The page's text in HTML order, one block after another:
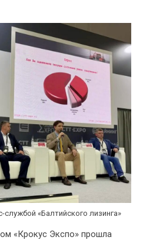
«Балтийского лизинга»
«Крокус Экспо» прошла